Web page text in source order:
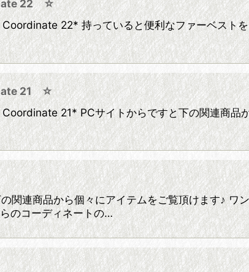
22 ☆
22* 持っていると便利なファーベスト
21 ☆
21* PCサイトからですと下の関連商品
関連商品から個々にアイテムをご覧頂けます♪
のコーディネートの…